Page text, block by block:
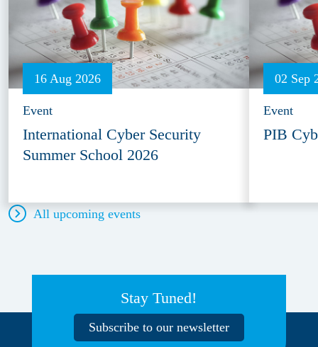
16 Aug 2026
Event
International Cyber Security
Summer School 2026
02 Sep
Event
PIB
All upcoming events
Stay Tuned!
Subscribe to our newsletter